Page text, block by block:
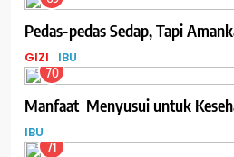
Pedas-pedas Sedap, Tapi
GIZI IBU
70
Manfaat Menyusui untuk
IBU
71